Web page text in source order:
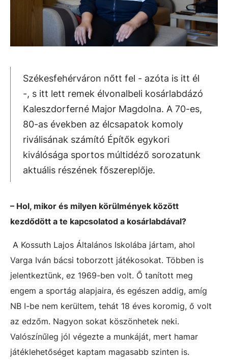
Székesfehérváron nőtt fel - azóta is itt él
-, s itt lett remek élvonalbeli kosárlabdázó
Kaleszdorferné Major Magdolna. A 70-es,
80-as években az élcsapatok komoly
riválisának számító Építők egykori
kiválósága sportos múltidéző sorozatunk
aktuális részének főszereplője.
– Hol, mikor és milyen körülmények között
kezdődött a te kapcsolatod a kosárlabdával?
A Kossuth Lajos Általános Iskolába jártam, ahol
Varga Iván bácsi toborzott játékosokat. Többen is
jelentkeztünk, ez 1969-ben volt. Ő tanított meg
engem a sportág alapjaira, és egészen addig, amíg
NB I-be nem kerültem, tehát 18 éves koromig, ő volt
az edzőm. Nagyon sokat köszönhetek neki.
Valószínűleg jól végezte a munkáját, mert hamar
játéklehetőséget kaptam magasabb szinten is.